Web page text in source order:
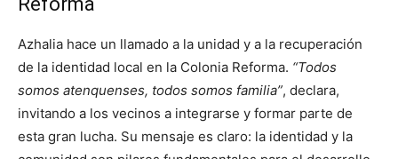
Azhalia hace un llamado a la unidad y a la recuperación
de la identidad local en la Colonia Reforma. “Todos
somos atenquenses, todos somos familia”, declara,
invitando a los vecinos a integrarse y formar parte de
esta gran lucha. Su mensaje es claro: la identidad y la